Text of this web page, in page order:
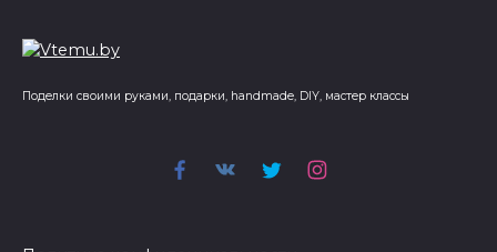
Поделки своими руками, подарки, handmade, DIY, мастер классы